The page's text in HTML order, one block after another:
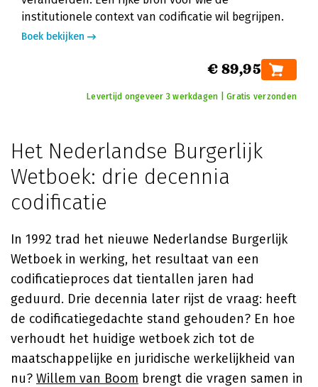
institutionele context van codificatie wil begrijpen.
Boek bekijken
€ 89,95
Levertijd ongeveer 3 werkdagen | Gratis verzonden
Het Nederlandse Burgerlijk
Wetboek: drie decennia
codificatie
In 1992 trad het nieuwe Nederlandse Burgerlijk
Wetboek in werking, het resultaat van een
codificatieproces dat tientallen jaren had
geduurd. Drie decennia later rijst de vraag: heeft
de codificatiegedachte stand gehouden? En hoe
verhoudt het huidige wetboek zich tot de
maatschappelijke en juridische werkelijkheid van
nu? Willem van Boom brengt die vragen samen in